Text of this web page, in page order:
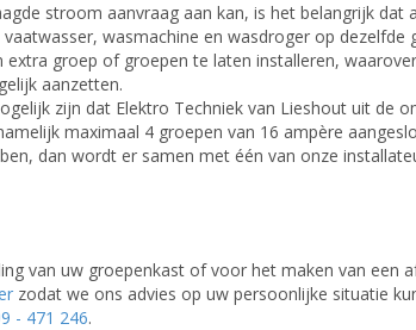
stroom aanvraag aan kan, is het belangrijk dat
wasmachine en wasdroger op dezelfde
groep of groepen te laten installeren,
aanzetten.
zijn dat Elektro Techniek van Lieshout uit de
maximaal 4 groepen van 16 ampère
dan wordt er samen met één van onze
van uw groepenkast of voor het maken van een
zodat we ons advies op uw persoonlijke situatie
- 471 246.